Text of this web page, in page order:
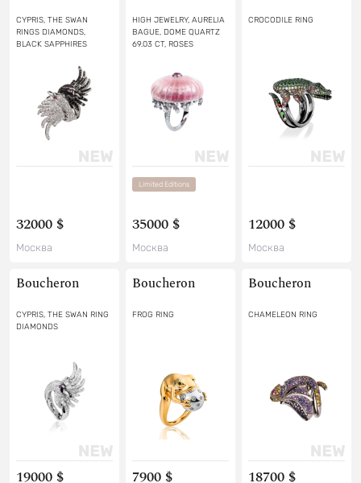
CYPRIS, THE SWAN
RINGS DIAMONDS,
BLACK SAPPHIRES
32000 $
Москва
HIGH JEWELRY, AURELIA
BAGUE, DOME QUARTZ
69.03 CT, ROSES
Limited Editions
35000 $
Москва
CROCODILE RING
12000 $
Москва
Boucheron
CYPRIS, THE SWAN RING
DIAMONDS
19000 $
Boucheron
FROG RING
7900 $
Boucheron
CHAMELEON RING
18700 $